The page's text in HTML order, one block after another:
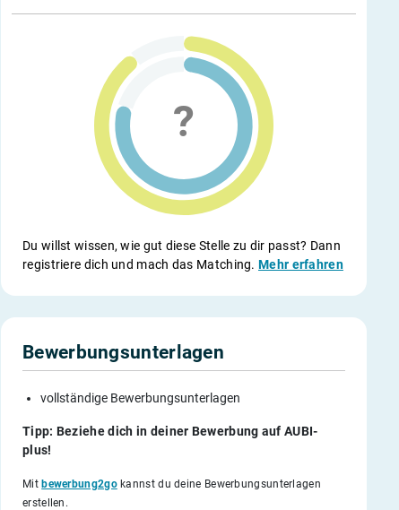
Du willst wissen, wie gut diese Stelle zu dir passt? Dann
registriere dich und mach das Matching.Mehr erfahren
Bewerbungsunterlagen
vollständige Bewerbungsunterlagen
Tipp: Beziehe dich in deiner Bewerbung auf AUBI-
plus!
Mitbewerbung2gokannst du deine Bewerbungsunterlagen
erstellen.